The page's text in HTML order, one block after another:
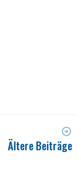
Ältere Beiträge